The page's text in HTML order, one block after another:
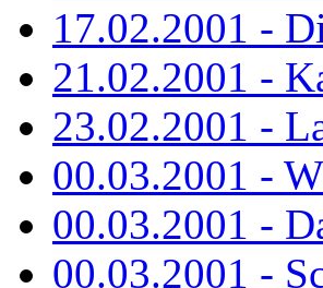
17.02.2001 -
21.02.2001 -
23.02.2001 -
00.03.2001 -
00.03.2001 -
00.03.2001 -